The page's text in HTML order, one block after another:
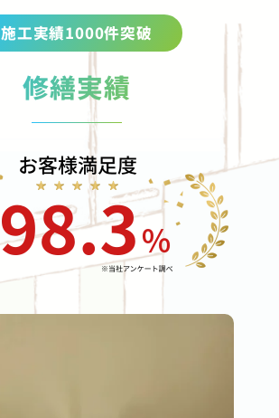
施工実績1000件突破
修繕実績